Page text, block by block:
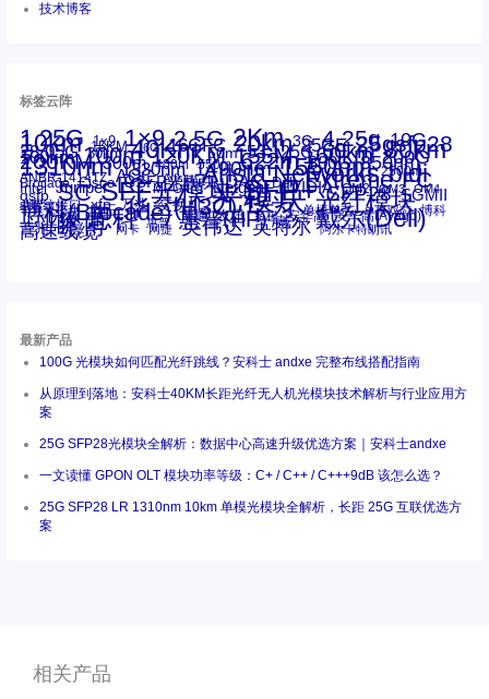
技术博客
标签云阵
1.25G 1x9 1×9 2.5G 2Km 3G 4.25g 10G
10km 15KM 16G 16GFC 20km 25GE 25gsfp28
28.05G 30km 40Km 50m 53.125G 60km 80km
100km 100m 120KM 155M 160km 200G
200KM 300m 400m 550m 622m 800G 850nm
1310nm 1330nm 1490nm 1550nm 2500m
ANBR-1414TZ AOC Arista Arista Networks bidi
Brocade Cisco CSFP光模块 DAC Dell Extreme FC
Intel Juniper LC MPO-LC Netgear NVIDIA OM2 OM3 OM4
qsfp SC SFF光模块 SFP+ SFP28 SGMII
st螺纹接口 xfp 万兆 交换机 光模块 光纤模块
千兆光模块 华三 华三(H3C) 华为 单模单芯 单模双芯 博科
博科(Brocade) 博通 友讯 多模 安华高 安华高(Avago)
工业级 思科 惠普 惠普(HP) 戴尔 戴尔(Dell)
百兆 瞻博 网卡 网捷 英伟达 英特尔 阿尔卡特朗讯
高速线缆
最新产品
100G 光模块如何匹配光纤跳线？安科士 andxe 完整布线搭配指南
从原理到落地：安科士40KM长距光纤无人机光模块技术解析与行业应用方
案
25G SFP28光模块全解析：数据中心高速升级优选方案｜安科士andxe
一文读懂 GPON OLT 模块功率等级：C+ / C++ / C+++9dB 该怎么选？
25G SFP28 LR 1310nm 10km 单模光模块全解析，长距 25G 互联优选方
案
相关产品